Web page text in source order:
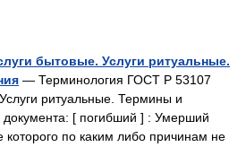
бытовые. Услуги ритуальные.
— Терминология ГОСТ Р 53107
ритуальные. Термины и
[ погибший ] : Умерший
которого по каким либо причинам не